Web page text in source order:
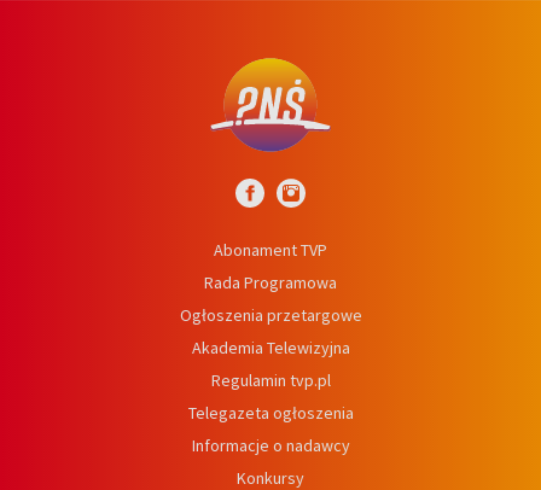
Abonament TVP
Rada Programowa
Ogłoszenia przetargowe
Akademia Telewizyjna
Regulamin tvp.pl
Telegazeta ogłoszenia
Informacje o nadawcy
Konkursy